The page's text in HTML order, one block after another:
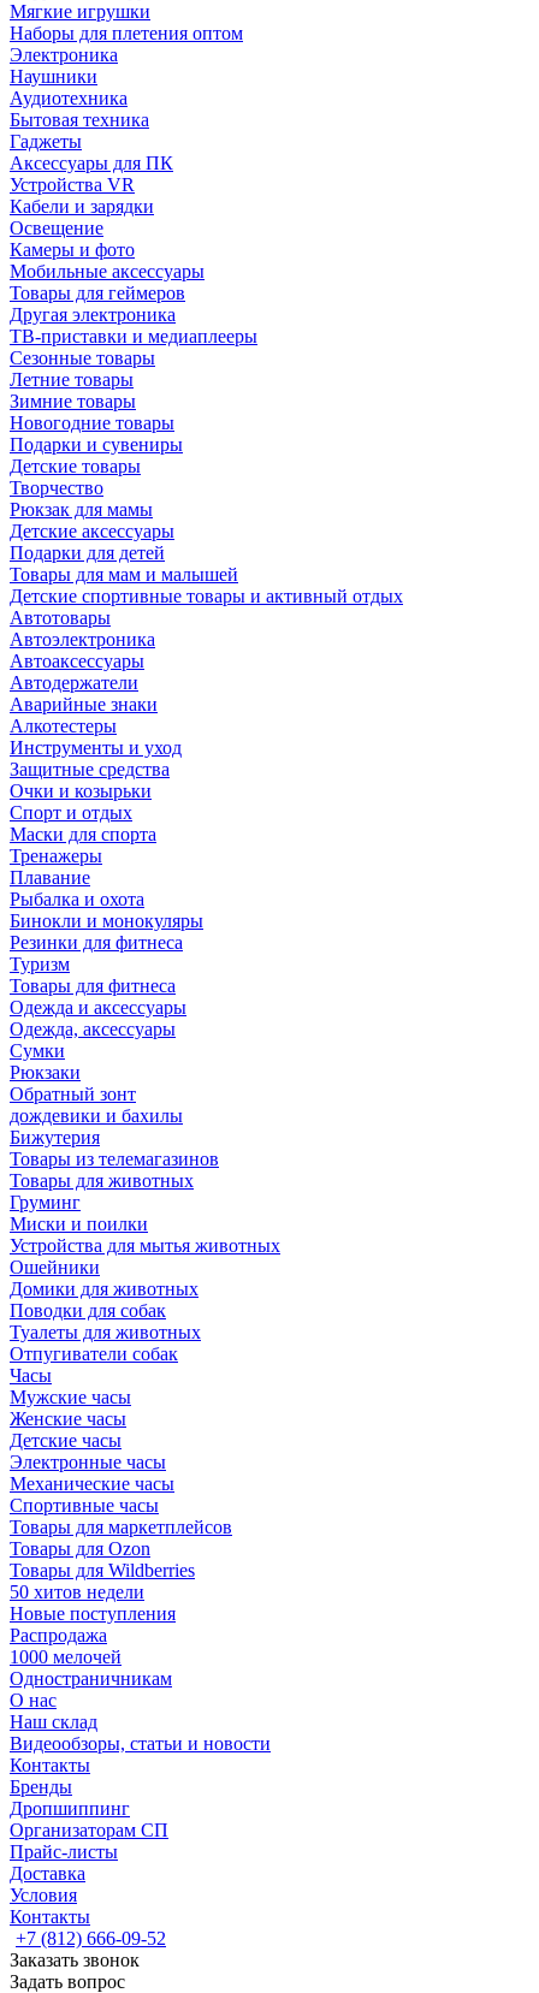
Мягкие игрушки
Наборы для плетения оптом
Электроника
Наушники
Аудиотехника
Бытовая техника
Гаджеты
Аксессуары для ПК
Устройства VR
Кабели и зарядки
Освещение
Камеры и фото
Мобильные аксессуары
Товары для геймеров
Другая электроника
ТВ-приставки и медиаплееры
Сезонные товары
Летние товары
Зимние товары
Новогодние товары
Подарки и сувениры
Детские товары
Творчество
Рюкзак для мамы
Детские аксессуары
Подарки для детей
Товары для мам и малышей
Детские спортивные товары и активный отдых
Автотовары
Автоэлектроника
Автоаксессуары
Автодержатели
Аварийные знаки
Алкотестеры
Инструменты и уход
Защитные средства
Очки и козырьки
Спорт и отдых
Маски для спорта
Тренажеры
Плавание
Рыбалка и охота
Бинокли и монокуляры
Резинки для фитнеса
Туризм
Товары для фитнеса
Одежда и аксессуары
Одежда, аксессуары
Сумки
Рюкзаки
Обратный зонт
дождевики и бахилы
Бижутерия
Товары из телемагазинов
Товары для животных
Груминг
Миски и поилки
Устройства для мытья животных
Ошейники
Домики для животных
Поводки для собак
Туалеты для животных
Отпугиватели собак
Часы
Мужские часы
Женские часы
Детские часы
Электронные часы
Механические часы
Спортивные часы
Товары для маркетплейсов
Товары для Ozon
Товары для Wildberries
50 хитов недели
Новые поступления
Распродажа
1000 мелочей
Одностраничникам
О нас
Наш склад
Видеообзоры, статьи и новости
Контакты
Бренды
Дропшиппинг
Организаторам СП
Прайс-листы
Доставка
Условия
Контакты
+7 (812) 666-09-52
Заказать звонок
Задать вопрос